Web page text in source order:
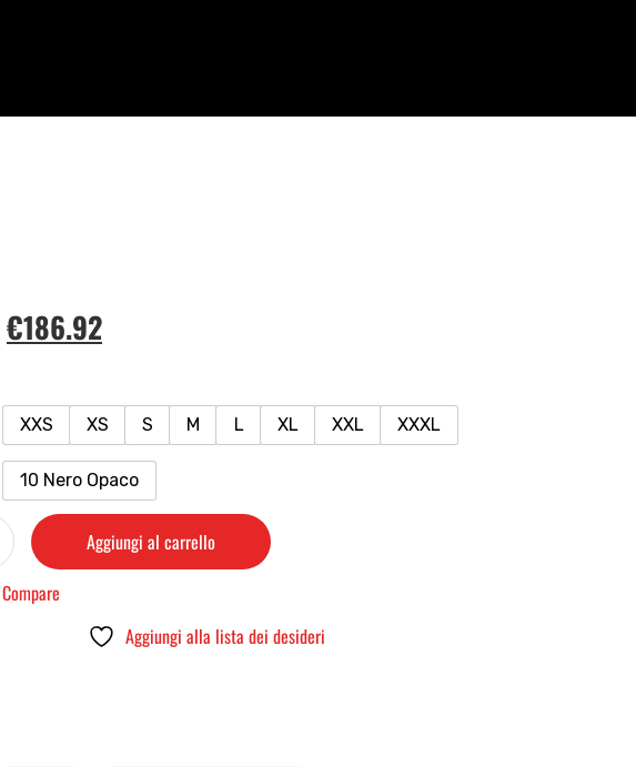
€186.92
XXS XS S M L XL XXL XXXL
10 Nero Opaco
Aggiungi al carrello
Compare
Aggiungi alla lista dei desideri